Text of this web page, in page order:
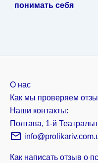
понимать себя
О нас
Как мы проверяем
Наши контакты:
Полтава, 1-й
Как написать отзыв о